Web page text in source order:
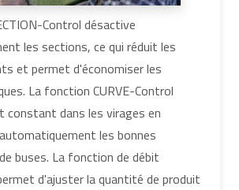
Control désactive
les sections, ce qui réduit les
et permet d'économiser les
La fonction CURVE-Control
constant dans les virages en
les bonnes
buses. La fonction de débit
d'ajuster la quantité de produit